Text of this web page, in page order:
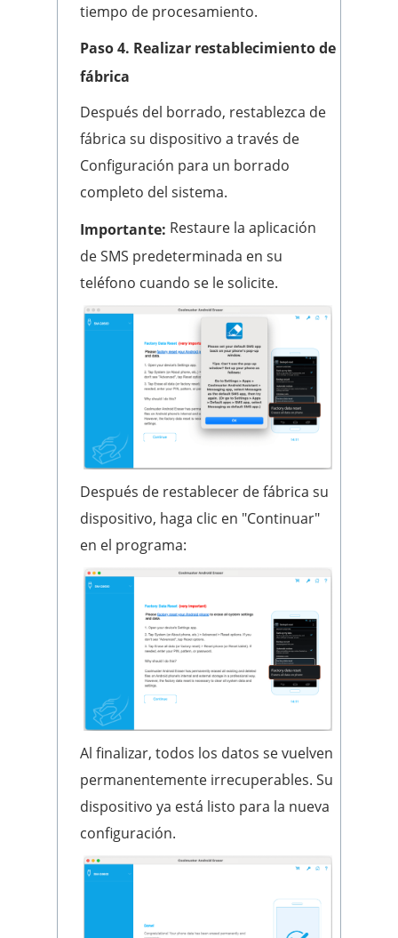
tiempo de procesamiento.
Paso 4. Realizar restablecimiento de
fábrica
Después del borrado, restablezca de
fábrica su dispositivo a través de
Configuración para un borrado
completo del sistema.
Importante: Restaure la aplicación
de SMS predeterminada en su
teléfono cuando se le solicite.
Después de restablecer de fábrica su
dispositivo, haga clic en "Continuar"
en el programa:
Al finalizar, todos los datos se vuelven
permanentemente irrecuperables. Su
dispositivo ya está listo para la nueva
configuración.